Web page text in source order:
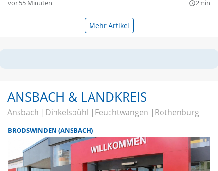
vor 55 Minuten query_builder2min
Mehr Artikel
ANSBACH & LANDKREIS
Ansbach Dinkelsbühl Feuchtwangen Rothenburg
BRODSWINDEN (ANSBACH)